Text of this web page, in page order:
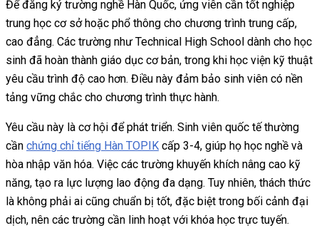
Để đăng ký trường nghề Hàn Quốc, ứng viên cần tốt nghiệp
trung học cơ sở hoặc phổ thông cho chương trình trung cấp,
cao đẳng. Các trường như Technical High School dành cho học
sinh đã hoàn thành giáo dục cơ bản, trong khi học viện kỹ thuật
yêu cầu trình độ cao hơn. Điều này đảm bảo sinh viên có nền
tảng vững chắc cho chương trình thực hành.
Yêu cầu này là cơ hội để phát triển. Sinh viên quốc tế thường
cần chứng chỉ tiếng Hàn TOPIK cấp 3-4, giúp họ học nghề và
hòa nhập văn hóa. Việc các trường khuyến khích nâng cao kỹ
năng, tạo ra lực lượng lao động đa dạng. Tuy nhiên, thách thức
là không phải ai cũng chuẩn bị tốt, đặc biệt trong bối cảnh đại
dịch, nên các trường cần linh hoạt với khóa học trực tuyến.